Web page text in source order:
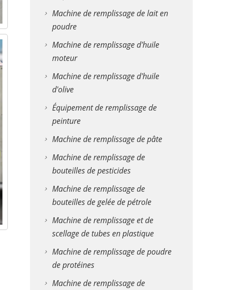
Machine de remplissage de lait en
poudre
Machine de remplissage d'huile
moteur
Machine de remplissage d'huile
d'olive
Équipement de remplissage de
peinture
Machine de remplissage de pâte
Machine de remplissage de
bouteilles de pesticides
Machine de remplissage de
bouteilles de gelée de pétrole
Machine de remplissage et de
scellage de tubes en plastique
Machine de remplissage de poudre
de protéines
Machine de remplissage de